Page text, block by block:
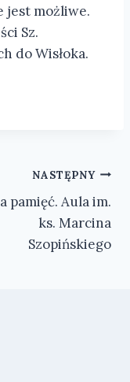
jest możliwe.
Sz.
do Wisłoka.
NASTĘPNY
pamięć. Aula im.
ks. Marcina
Szopińskiego